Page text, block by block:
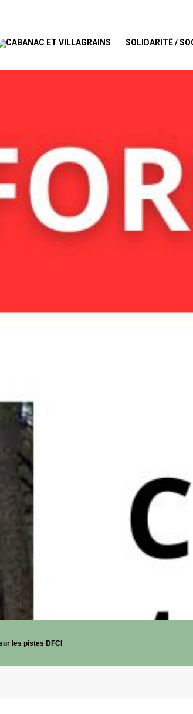
SOLIDARITÉ /
les pistes DFCI